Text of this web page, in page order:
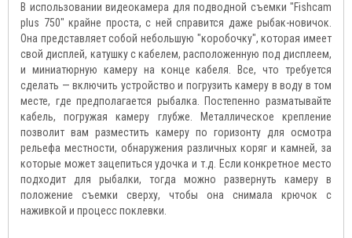
В использовании видеокамера для подводной съемки "Fishcam
plus 750" крайне проста, с ней справится даже рыбак-новичок.
Она представляет собой небольшую "коробочку", которая имеет
свой дисплей, катушку с кабелем, расположенную под дисплеем,
и миниатюрную камеру на конце кабеля. Все, что требуется
сделать — включить устройство и погрузить камеру в воду в том
месте, где предполагается рыбалка. Постепенно разматывайте
кабель, погружая камеру глубже. Металлическое крепление
позволит вам разместить камеру по горизонту для осмотра
рельефа местности, обнаружения различных коряг и камней, за
которые может зацепиться удочка и т.д. Если конкретное место
подходит для рыбалки, тогда можно развернуть камеру в
положение съемки сверху, чтобы она снимала крючок с
наживкой и процесс поклевки.